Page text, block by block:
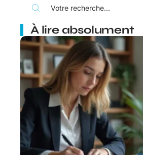
À lire absolument